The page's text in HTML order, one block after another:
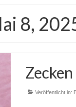
8,
Veröffentlicht in: